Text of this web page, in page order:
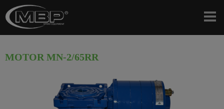
MOTOR MN-2/65RR